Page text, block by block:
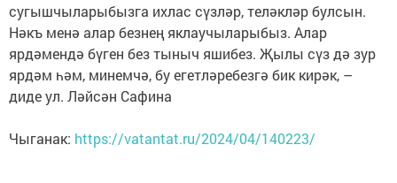
сугышчыларыбызга ихлас сүзләр, теләкләр булсын.
Нәкъ менә алар безнең яклаучыларыбыз. Алар
ярдәмендә бүген без тыныч яшибез. Җылы сүз дә зур
ярдәм һәм, минемчә, бу егетләребезгә бик кирәк, –
диде ул. Ләйсән Сафина
Чыганак: https://vatantat.ru/2024/04/140223/